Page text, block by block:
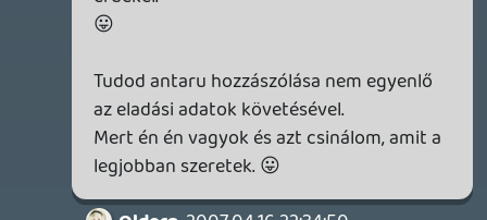
stevefarcry
Piniata 2007.04.16 20:24:06 #0omtx
Nekem van igazam és kész! 🙂
2007.04.16 20:19:32
stevefarcry 2007.04.16 20:20:25 #0omtw